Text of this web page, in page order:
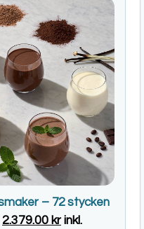
– 72 stycken
2.379.00 krinkl.